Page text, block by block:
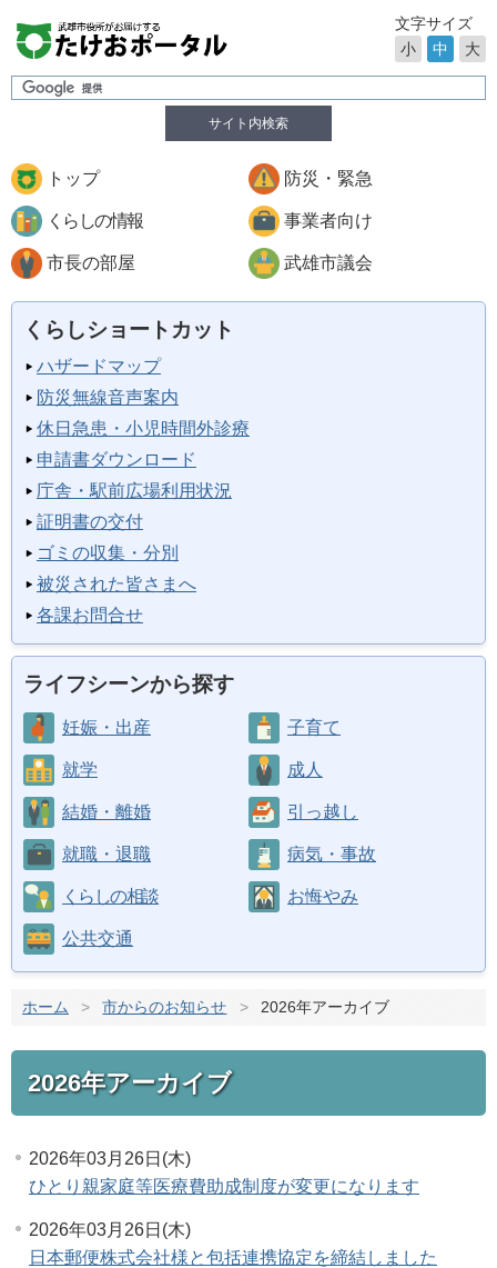
サイト内検索
文字サイズ
小
中 大
トップ 防災・緊急
くらしの情報 事業者向け
市長の部屋 武雄市議会
くらしショートカット
ハザードマップ
防災無線音声案内
休日急患・小児時間外診療
申請書ダウンロード
庁舎・駅前広場利用状況
証明書の交付
ゴミの収集・分別
被災された皆さまへ
各課お問合せ
ライフシーンから探す
妊娠・出産 子育て
就学 成人
結婚・離婚 引っ越し
就職・退職 病気・事故
くらしの相談 お悔やみ
公共交通
ホーム > 市からのお知らせ > 2026年アーカイブ
2026年アーカイブ
2026年03月26日(木)
ひとり親家庭等医療費助成制度が変更になります
2026年03月26日(木)
日本郵便株式会社様と包括連携協定を締結しました